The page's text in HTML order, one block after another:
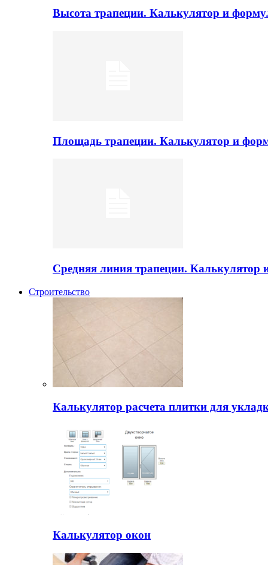
Высота трапеции. Калькулятор и
Площадь трапеции. Калькулятор и
Средняя линия трапеции.
Строительство
Калькулятор расчета плитки для
Калькулятор окон